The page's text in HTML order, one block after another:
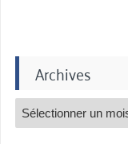
Archives